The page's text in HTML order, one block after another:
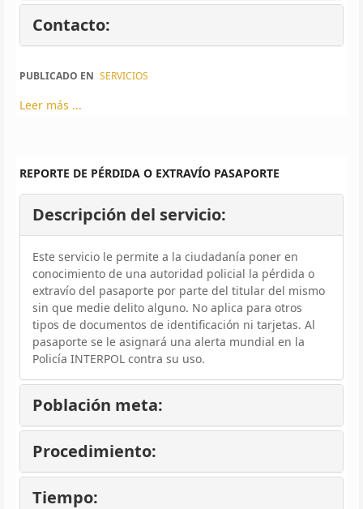
Contacto:
PUBLICADO EN SERVICIOS
Leer más ...
REPORTE DE PÉRDIDA O EXTRAVÍO PASAPORTE
Descripción del servicio:
Este servicio le permite a la ciudadanía poner en
conocimiento de una autoridad policial la pérdida o
extravío del pasaporte por parte del titular del mismo
sin que medie delito alguno. No aplica para otros
tipos de documentos de identificación ni tarjetas. Al
pasaporte se le asignará una alerta mundial en la
Policía INTERPOL contra su uso.
Población meta:
Procedimiento:
Tiempo: